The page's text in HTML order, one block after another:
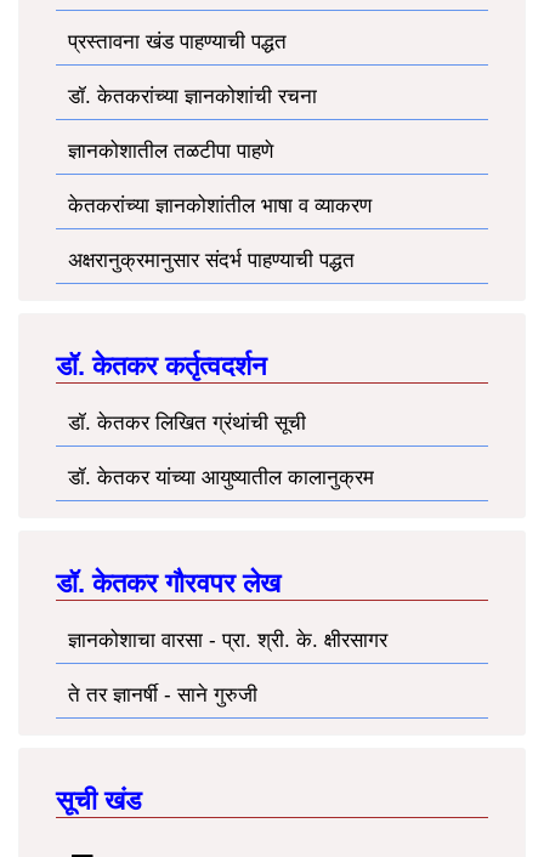
प्रस्तावना खंड पाहण्याची पद्धत
डॉ. केतकरांच्या ज्ञानकोशांची रचना
ज्ञानकोशातील तळटीपा पाहणे
केतकरांच्या ज्ञानकोशांतील भाषा व व्याकरण
अक्षरानुक्रमानुसार संदर्भ पाहण्याची पद्धत
डॉ. केतकर कर्तृत्वदर्शन
डॉ. केतकर लिखित ग्रंथांची सूची
डॉ. केतकर यांच्या आयुष्यातील कालानुक्रम
डॉ. केतकर गौरवपर लेख
ज्ञानकोशाचा वारसा - प्रा. श्री. के. क्षीरसागर
ते तर ज्ञानर्षी - साने गुरुजी
सूची खंड